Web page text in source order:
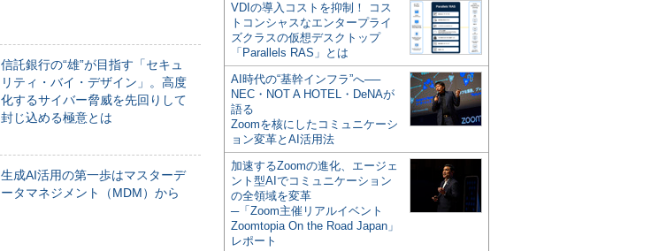
信託銀行の“雄”が目指す「セキュ
リティ・バイ・デザイン」。高度
化するサイバー脅威を先回りして
封じ込める極意とは
生成AI活用の第一歩はマスターデ
ータマネジメント（MDM）から
VDIの導入コストを抑制！ コス
トコンシャスなエンタープライ
ズクラスの仮想デスクトップ
「Parallels RAS」とは
AI時代の“基幹インフラ”へ──
NEC・NOT A HOTEL・DeNAが
語る
Zoomを核にしたコミュニケーシ
ョン変革とAI活用法
加速するZoomの進化、エージェ
ント型AIでコミュニケーション
の全領域を変革
─「Zoom主催リアルイベント
Zoomtopia On the Road Japan」
レポート